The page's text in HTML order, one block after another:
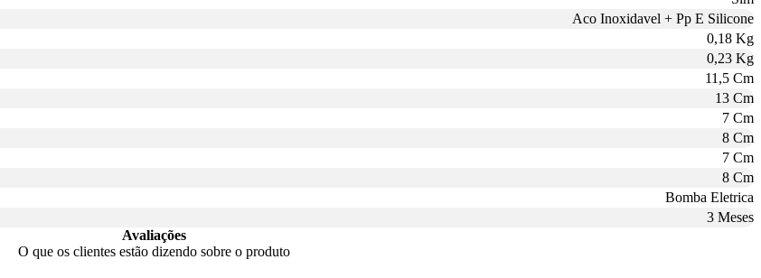
Aco Inoxidavel + Pp E Silicone
0,18 Kg
0,23 Kg
11,5 Cm
13 Cm
7 Cm
8 Cm
7 Cm
8 Cm
Bomba Eletrica
3 Meses
Avaliações
O que os clientes estão dizendo sobre o produto